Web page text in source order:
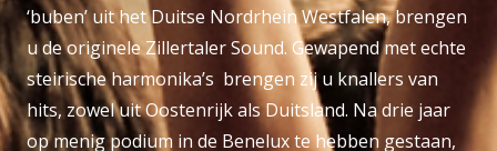
‘buben’ uit het Duitse Nordrhein Westfalen, brengen
u de originele Zillertaler Sound. Gewapend met echte
steirische harmonika’s brengen zij u knallers van
hits, zowel uit Oostenrijk als Duitsland. Na drie jaar
op menig podium in de Benelux te hebben gestaan,